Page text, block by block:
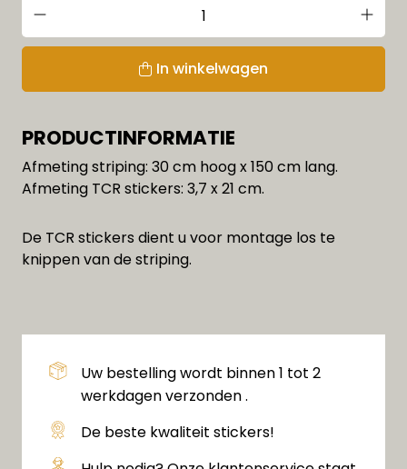
In winkelwagen
PRODUCTINFORMATIE
Afmeting striping: 30 cm hoog x 150 cm lang.
Afmeting TCR stickers: 3,7 x 21 cm.
De TCR stickers dient u voor montage los te
knippen van de striping.
Uw bestelling wordt binnen 1 tot 2
werkdagen verzonden .
De beste kwaliteit stickers!